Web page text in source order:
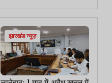
सम्पन्न
झारखंड न्यूज़